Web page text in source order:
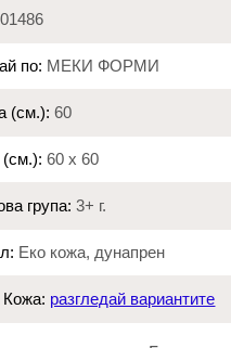
по: МЕКИ ФОРМИ
(см.): 60
(см.): 60 х 60
група: 3+ г.
Еко кожа, дунапрен
Кожа: разгледай вариантите